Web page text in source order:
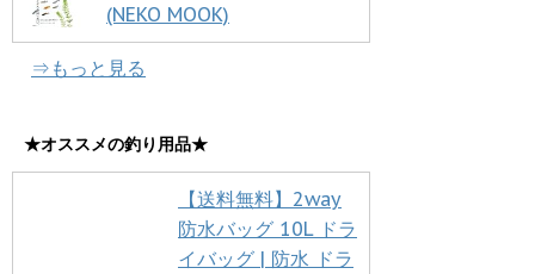
(NEKO MOOK)
⇒もっと見る
★オススメの釣り用品★
【送料無料】2way
防水バッグ 10L ドラ
イバッグ | 防水 ドラ